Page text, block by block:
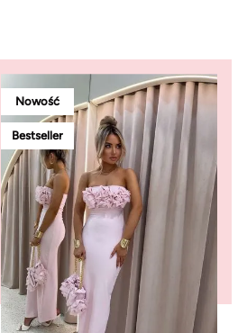
Nowość
Bestseller